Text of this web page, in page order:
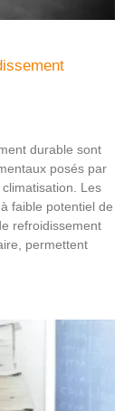
durable sont
posés par
Les
faible potentiel de
refroidissement
permettent